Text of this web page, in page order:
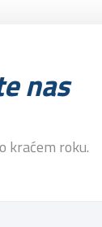
nas
kraćem roku.